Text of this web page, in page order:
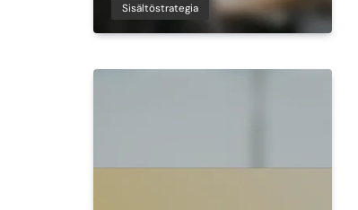
Sisältöstrategia